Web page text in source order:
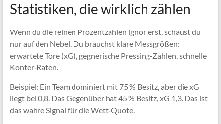
Statistiken, die wirklich zählen
Wenn du die reinen Prozentzahlen ignorierst, schaust du
nur auf den Nebel. Du brauchst klare Messgrößen:
erwartete Tore (xG), gegnerische Pressing‑Zahlen, schnelle
Konter‑Raten.
Beispiel: Ein Team dominiert mit 75 % Besitz, aber die xG
liegt bei 0,8. Das Gegenüber hat 45 % Besitz, xG 1,3. Das ist
das wahre Signal für die Wett‑Quote.